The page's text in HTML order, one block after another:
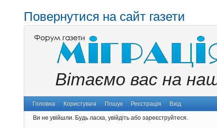
Повернутися на сайт газети
Вітаємо вас на
Головна Користувачі Пошук Реєстрація Вхід
Ви не увійшли. Будь ласка, увійдіть або зареєструйтеся.